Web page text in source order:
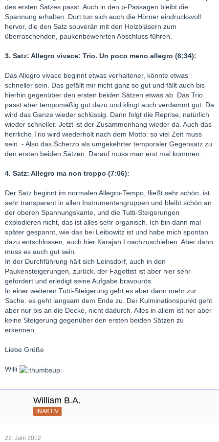
des ersten Satzes passt. Auch in den p-Passagen bleibt die
Spannung erhalten. Dort tun sich auch die Hörner eindrucksvoll
hervor, die den Satz souverän mit den Holzbläsern zum
überraschenden, paukenbewehrten Abschluss führen.
3. Satz: Allegro vivace: Trio. Un poco meno allegro (6:34):
Das Allegro vivace beginnt etwas verhaltener, könnte etwas
schneller sein. Das gefällt mir nicht ganz so gut und fällt auch bis
hierhin gegenüber den ersten beiden Sätzen etwas ab. Das Trio
passt aber tempomäßig gut dazu und klingt auch verdammt gut. Da
wird das Ganze wieder schlüssig. Dann folgt die Reprise, natürlich
wieder schneller. Jetzt ist der Zusammenhang wieder da. Auch das
herrliche Trio wird wiederholt nach dem Motto: so viel Zeit muss
sein. - Also das Scherzo als umgekehrter temporaler Gegensatz zu
den ersten beiden Sätzen. Darauf muss man erst mal kommen.
4. Satz: Allegro ma non troppo (7:06):
Der Satz beginnt im normalen Allegro-Tempo, fließt sehr schön, ist
sehr transparent in allen Instrumentengruppen und bleibt schön an
der oberen Spannungskante, und die Tutti-Steigerungen
explodieren nicht, das ist alles sehr organisch. Ich bin dann mal
später gespannt, wie das bei Leibowitz ist und habe mich spontan
dazu entschlossen, auch hier Karajan I nachzuschieben. Aber dann
muss es auch gut sein.
In der Durchführung hält sich Leinsdorf, auch in den
Paukensteigerungen, zurück, der Fagottist ist aber hier sehr
gefordert und erledigt seine Aufgabe bravourös.
In einer weiteren Tutti-Steigerung geht es aber dann mehr zur
Sache: es geht langsam dem Ende zu. Der Kulminationspunkt geht
aber nur bis an die Decke, nicht dadurch. Alles in allem ist her aber
keine Steigerung gegenüber den ersten beiden Sätzen zu
erkennen.
Liebe Grüße
Willi
William B.A.
INAKTIV
22. Juni 2012